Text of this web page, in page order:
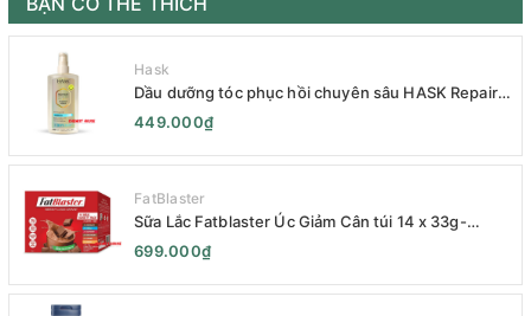
Hask
Dầu dưỡng tóc phục hồi chuyên sâu HASK Repair
Series 120mL- HASK Repair Series Intensive Repair
449.000₫
FatBlaster
Sữa Lắc Fatblaster Úc Giảm Cân túi 14 x 33g-
Naturopathica Fatblaster Weight Loss Shake
Variety Pack 14 x 33g - Sữa Giảm Cân
699.000₫